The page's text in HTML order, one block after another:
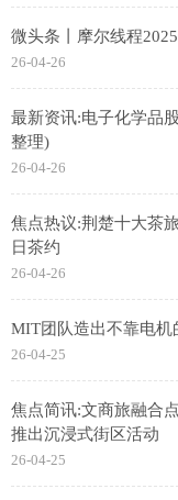
微头条丨摩尔线程
26-04-26
最新资讯:电子化学品
整理)
26-04-26
焦点热议:荆楚十大茶
日茶约
26-04-26
MIT团队造出不靠电
26-04-25
焦点简讯:文商旅融合
推出沉浸式街区活动
26-04-25